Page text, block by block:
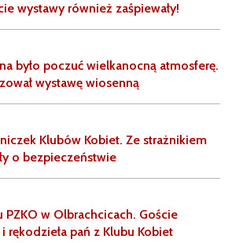
wystawy również zaśpiewały!
było poczuć wielkanocną atmosferę.
wystawę wiosenną
Klubów Kobiet. Ze strażnikiem
o bezpieczeństwie
PZKO w Olbrachcicach. Goście
rękodzieła pań z Klubu Kobiet